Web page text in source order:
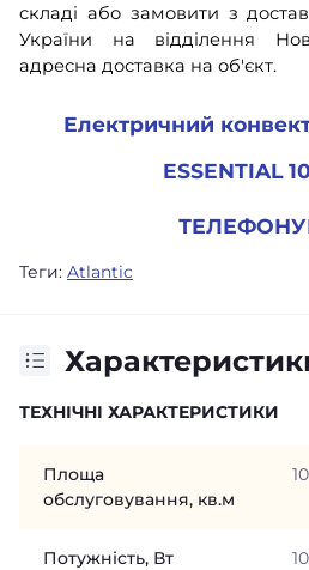
складі або замовити з
України на відділення
адресна доставка на об'єкт.
Електричний
ESSENTIAL
Теги: Atlantic
ТЕХНІЧНІ ХАРАКТЕРИСТИКИ
Площа
обслуговування, кв.м
10
Потужність, Вт